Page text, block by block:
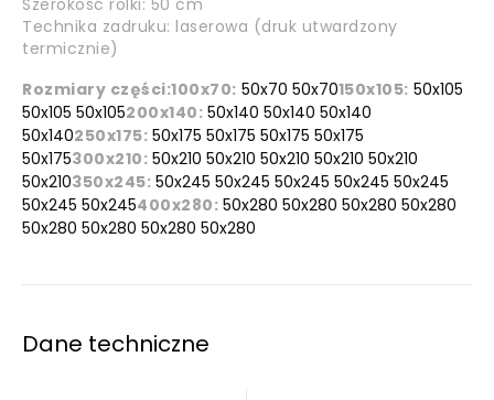
Szerokość rolki: 50 cm
Technika zadruku: laserowa (druk utwardzony
termicznie)
Rozmiary części:100x70: 50x70 50x70150x105: 50x105
50x105 50x105200x140: 50x140 50x140 50x140
50x140250x175: 50x175 50x175 50x175 50x175
50x175300x210: 50x210 50x210 50x210 50x210 50x210
50x210350x245: 50x245 50x245 50x245 50x245 50x245
50x245 50x245400x280: 50x280 50x280 50x280 50x280
50x280 50x280 50x280 50x280
Dane techniczne